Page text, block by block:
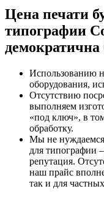
Цена печати
типографии
демократична
Использованию
оборудования,
Отсутствию
выполняем
«под ключ», в
обработку.
Мы не нуждаемся
для типографии
репутация.
наш прайс
так и для